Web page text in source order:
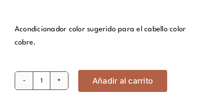
Acondicionador color sugerido para el cabello color
cobre.
MASCARILLA
Añadir al carrito